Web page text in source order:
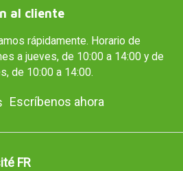
al cliente
rápidamente. Horario de
a jueves, de 10:00 a 14:00 y de
de 10:00 a 14:00.
Escríbenos ahora
FR